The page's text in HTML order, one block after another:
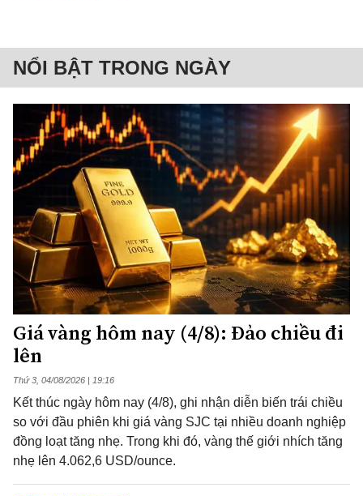
NỔI BẬT TRONG NGÀY
Giá vàng hôm nay (4/8): Đảo chiều đi
lên
Thứ 3, 04/08/2026 | 19:16
Kết thúc ngày hôm nay (4/8), ghi nhận diễn biến trái chiều
so với đầu phiên khi giá vàng SJC tại nhiều doanh nghiệp
đồng loạt tăng nhẹ. Trong khi đó, vàng thế giới nhích tăng
nhẹ lên 4.062,6 USD/ounce.